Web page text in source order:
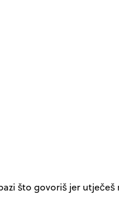
što govoriš jer